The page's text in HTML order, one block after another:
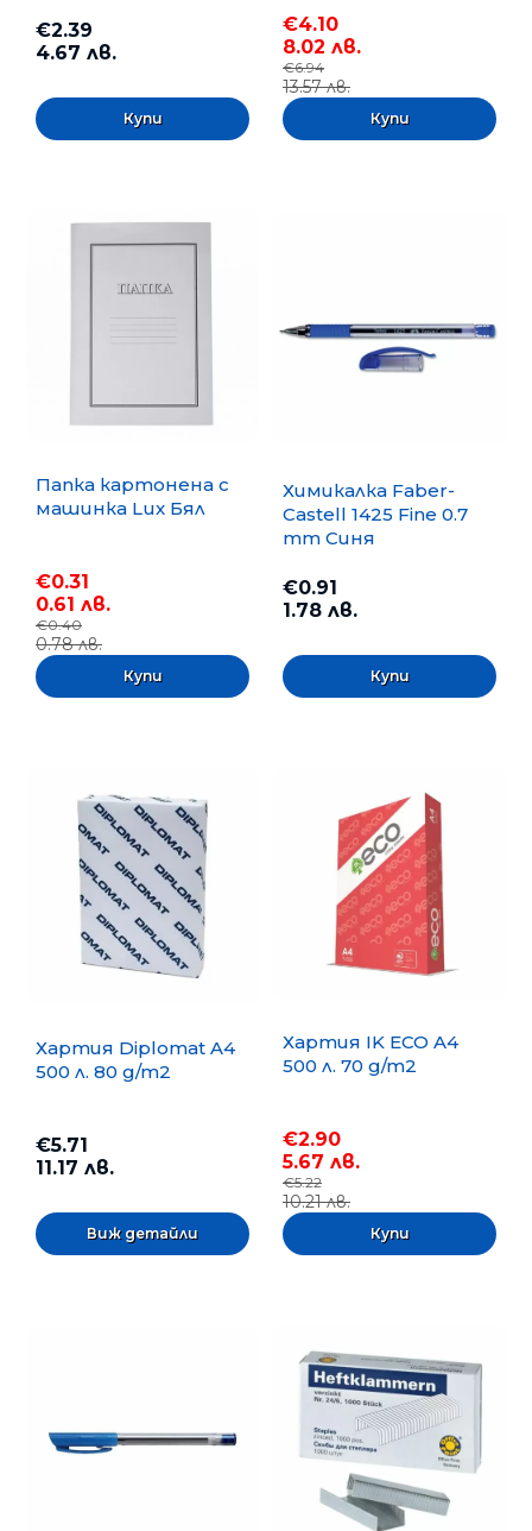
€2.39
4.67 лв.
€4.10
8.02 лв.
€6.94
13.57 лв.
Папка картонена с
машинка Lux Бял
€0.31
0.61 лв.
€0.40
0.78 лв.
Химикалка Faber-
Castell 1425 Fine 0.7
mm Синя
€0.91
1.78 лв.
Хартия Diplomat A4
500 л. 80 g/m2
€5.71
11.17 лв.
Виж детайли
Хартия IK ECO A4
500 л. 70 g/m2
€2.90
5.67 лв.
€5.22
10.21 лв.